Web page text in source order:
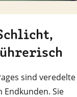
sind veredelte
Sie